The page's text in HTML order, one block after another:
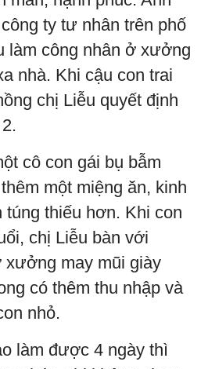
ty tư nhân trên phố
làm công nhân ở xưởng
nhà. Khi cậu con trai
chị Liễu quyết định
cô con gái bụ bẫm
một miệng ăn, kinh
túng thiếu hơn. Khi con
chị Liễu bàn với
xưởng may mũi giày
có thêm thu nhập và
nhỏ.
làm được 4 ngày thì